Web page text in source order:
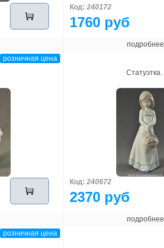
Код: 240172
1760 руб
подробнее
розничная цена
Статуэтка.
Код: 240672
2370 руб
подробнее
розничная цена